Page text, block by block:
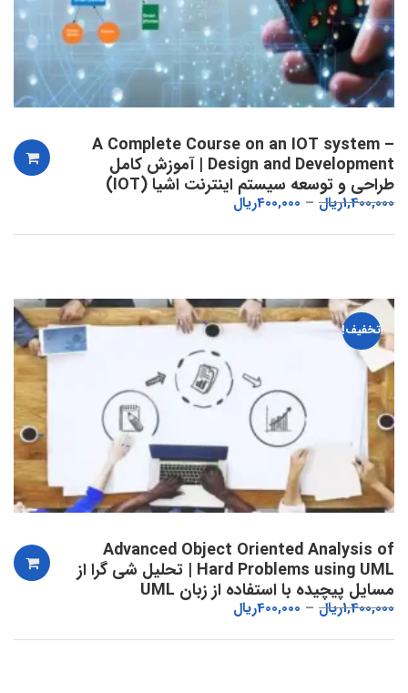
A Complete Course on an IOT system –
Design and Development | آموزش کامل
طراحی و توسعه سیستم اینترنت اشیا (IOT)
1,400,000ریال 400,000ریال
تخفیف!
Advanced Object Oriented Analysis of
Hard Problems using UML | تحلیل شی گرا از
مسایل پیچیده با استفاده از زبان UML
1,400,000ریال 400,000ریال